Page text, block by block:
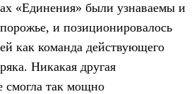
«Единения» были узнаваемы и
и позиционировалось
как команда действующего
Никакая другая
смогла так мощно